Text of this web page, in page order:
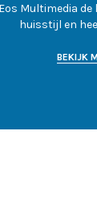
Eos Multimedia
huisstijl en
BEKIJK